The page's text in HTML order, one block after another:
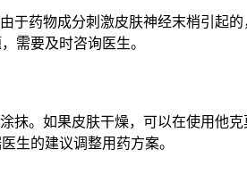
于药物成分刺激皮肤神经末梢引起
需要及时咨询医生。
抹。如果皮肤干燥，可以在使用他
生的建议调整用药方案。